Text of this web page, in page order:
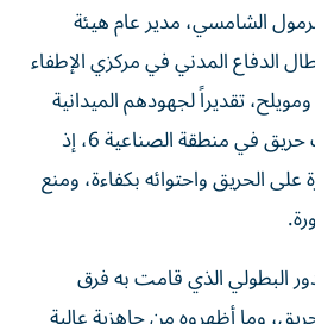
الشامسي، مدير عام هيئة
الدفاع المدني في مركزي الإطفاء
تقديراً لجهودهم الميدانية
وسرعة استجابتهم لحادث حريق في منطقة الصناعية 6، إذ
الحريق واحتوائه بكفاءة، ومنع
البطولي الذي قامت به فرق